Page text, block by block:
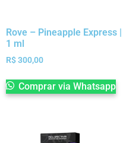
Rove – Pineapple Express |
1 ml
R$300,00
Comprar via Whatsapp